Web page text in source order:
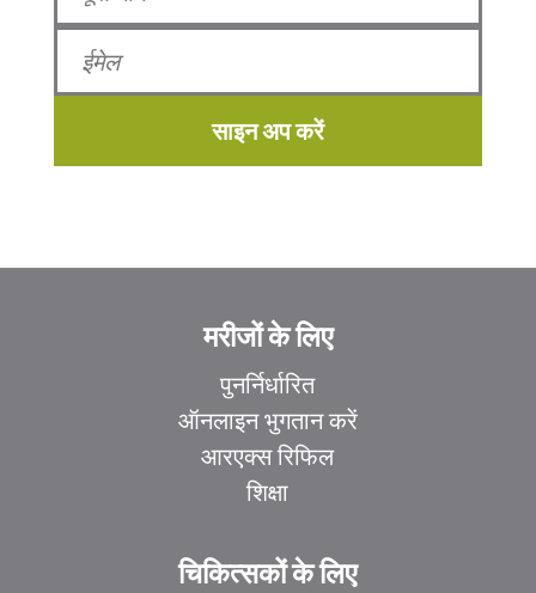
साइन अप करें
मरीजों के लिए
पुनर्निर्धारित
ऑनलाइन भुगतान करें
आरएक्स रिफिल
शिक्षा
चिकित्सकों के लिए